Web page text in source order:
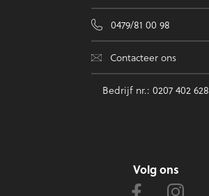
0479/81 00 98
Contacteer ons
Bedrijf nr.: 0207 402 628
Volg ons